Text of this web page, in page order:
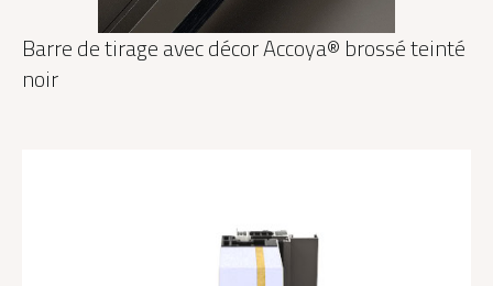
Barre de tirage avec décor Accoya® brossé teinté
noir